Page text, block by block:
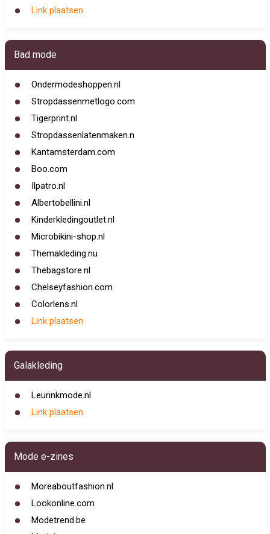
Link plaatsen
Bad mode
Ondermodeshoppen.nl
Stropdassenmetlogo.com
Tigerprint.nl
Stropdassenlatenmaken.n
Kantamsterdam.com
Boo.com
Ilpatro.nl
Albertobellini.nl
Kinderkledingoutlet.nl
Microbikini-shop.nl
Themakleding.nu
Thebagstore.nl
Chelseyfashion.com
Colorlens.nl
Link plaatsen
Galakleding
Leurinkmode.nl
Link plaatsen
Mode e-zines
Moreaboutfashion.nl
Lookonline.com
Modetrend.be